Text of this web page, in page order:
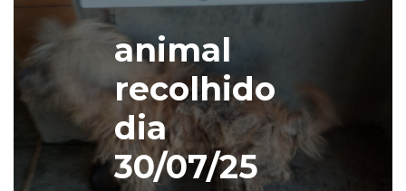
animal
recolhido
dia
30/07/25